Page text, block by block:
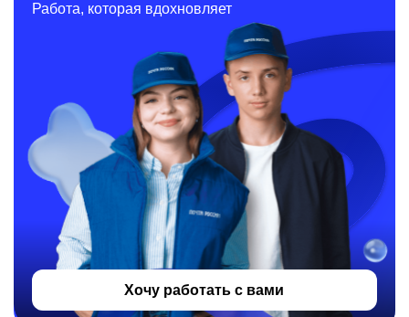
Работа, которая вдохновляет
Хочу работать с вами